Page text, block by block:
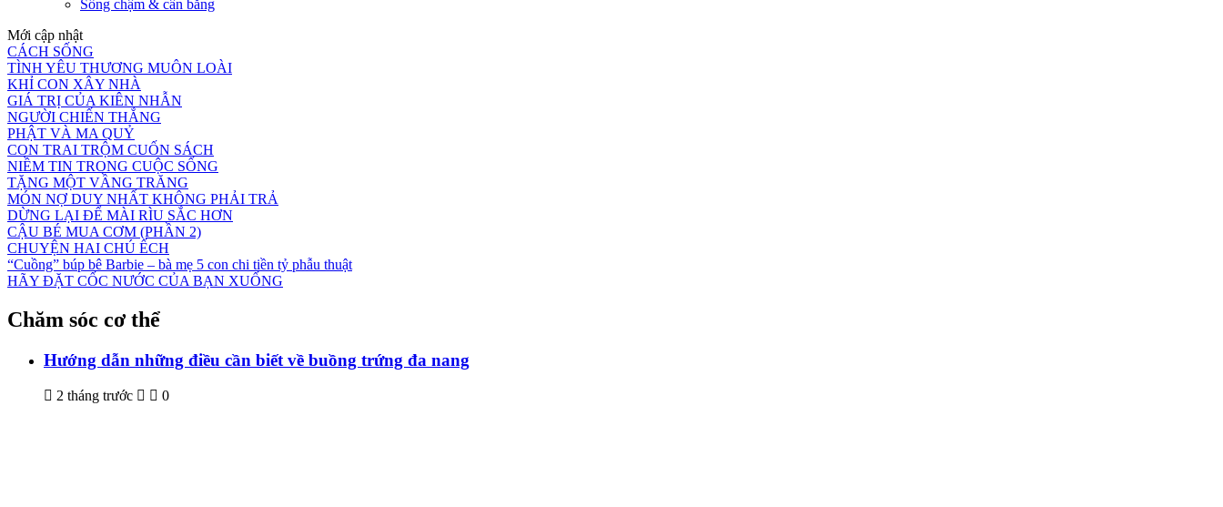
Sống chậm & cân bằng
Mới cập nhật
CÁCH SỐNG
TÌNH YÊU THƯƠNG MUÔN LOÀI
KHỈ CON XÂY NHÀ
GIÁ TRỊ CỦA KIÊN NHẪN
NGƯỜI CHIẾN THẮNG
PHẬT VÀ MA QUỶ
CON TRAI TRỘM CUỐN SÁCH
NIỀM TIN TRONG CUỘC SỐNG
TẶNG MỘT VẦNG TRĂNG
MÓN NỢ DUY NHẤT KHÔNG PHẢI TRẢ
DỪNG LẠI ĐỂ MÀI RÌU SẮC HƠN
CẬU BÉ MUA CƠM (PHẦN 2)
CHUYỆN HAI CHÚ ẾCH
“Cuồng” búp bê Barbie – bà mẹ 5 con chi tiền tỷ phẫu thuật
HÃY ĐẶT CỐC NƯỚC CỦA BẠN XUỐNG
Chăm sóc cơ thể
Hướng dẫn những điều cần biết về buồng trứng đa nang
2 tháng trước 0